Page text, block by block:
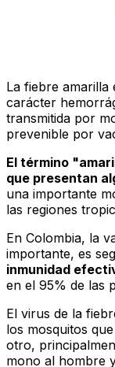
La fiebre amarilla
carácter
transmitida por
prevenible por
El término
que presentan
una importante
las regiones
En Colombia, la
importante, es
inmunidad
en el 95% de las
El virus de la
los mosquitos
otro,
mono al hombre